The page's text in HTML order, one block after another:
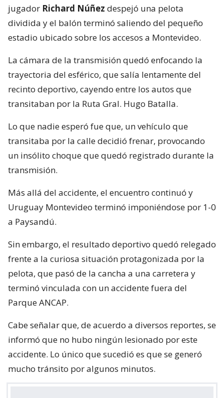
jugador Richard Núñez despejó una pelota
dividida y el balón terminó saliendo del pequeño
estadio ubicado sobre los accesos a Montevideo.
La cámara de la transmisión quedó enfocando la
trayectoria del esférico, que salía lentamente del
recinto deportivo, cayendo entre los autos que
transitaban por la Ruta Gral. Hugo Batalla.
Lo que nadie esperó fue que, un vehículo que
transitaba por la calle decidió frenar, provocando
un insólito choque que quedó registrado durante la
transmisión.
Más allá del accidente, el encuentro continuó y
Uruguay Montevideo terminó imponiéndose por 1-0
a Paysandú.
Sin embargo, el resultado deportivo quedó relegado
frente a la curiosa situación protagonizada por la
pelota, que pasó de la cancha a una carretera y
terminó vinculada con un accidente fuera del
Parque ANCAP.
Cabe señalar que, de acuerdo a diversos reportes, se
informó que no hubo ningún lesionado por este
accidente. Lo único que sucedió es que se generó
mucho tránsito por algunos minutos.